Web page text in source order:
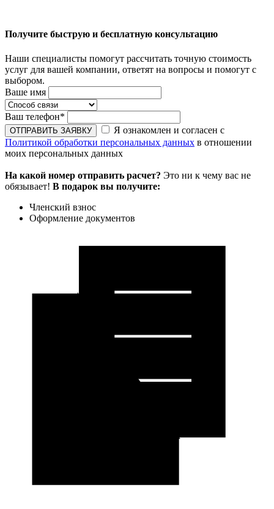
Получите быструю и бесплатную консультацию
Наши специалисты помогут рассчитать точную стоимость
услуг для вашей компании, ответят на вопросы и помогут с
выбором.
Ваше имя
Ваш телефон*
Я ознакомлен и согласен с
Политикой обработки персональных данных в отношении
моих персональных данных
На какой номер отправить расчет? Это ни к чему вас не
обязывает! В подарок вы получите:
Членский взнос
Оформление документов